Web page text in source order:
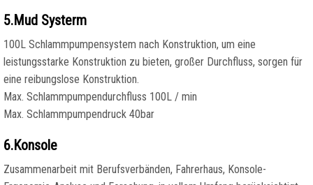
5.Mud Systerm
100L Schlammpumpensystem nach Konstruktion, um eine
leistungsstarke Konstruktion zu bieten, großer Durchfluss, sorgen für
eine reibungslose Konstruktion.
Max. Schlammpumpendurchfluss 100L / min
Max. Schlammpumpendruck 40bar
6.Konsole
Zusammenarbeit mit Berufsverbänden, Fahrerhaus, Konsole-